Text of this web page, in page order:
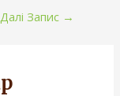
Далі Запис →